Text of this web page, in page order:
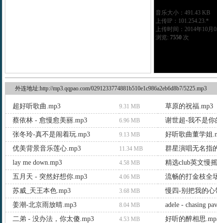
音乐大小：491.43 KB
上传IP：101.254.23.*
上传时间：2014年10月
浏览: 7550次
外连地址:http://mp3.qqpao.com/0291233774881b510e1c986a2eb6d8b7/5225.mp3
超好听歌曲.mp3 9.31 MB
草原的祝福.mp3
蔡依林 - 愈慢愈美丽.mp3
6.96 MB
谢世超-我不是你
张冬玲-真不是闹着玩.mp3
9.13 MB
好听歌曲董学姐
优美背景音乐莲心.mp3
11.34 MB
群星演唱无名指
lay me down.mp3
4.58 MB
精选club英文慢
五月天 - 突然好想你.mp3
4.06 MB
流畅的打金枝全
苏威_天王本色.mp3
3.68 MB
慢四-别把我的心
姜潮-北京雨放晴.mp3
8.04 MB
adele - chasing
二弟 - 没办法，你太傻.mp3
4.53 MB
好听的醉相思